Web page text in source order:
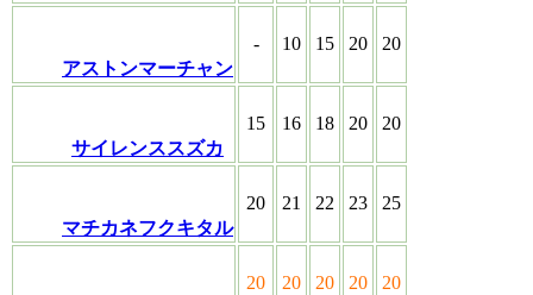
アストンマーチャン
- 10 15 20 20
サイレンススズカ
15 16 18 20 20
マチカネフクキタル
20 21 22 23 25
20 20 20 20 20